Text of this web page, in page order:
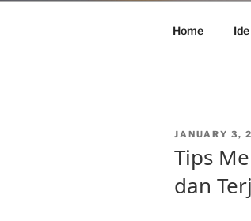
Home
POSTED
JANUARY 3,
Tips
dan